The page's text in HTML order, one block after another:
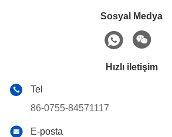
Sosyal Medya
Hızlı iletişim
Tel
86-0755-84571117
E-posta